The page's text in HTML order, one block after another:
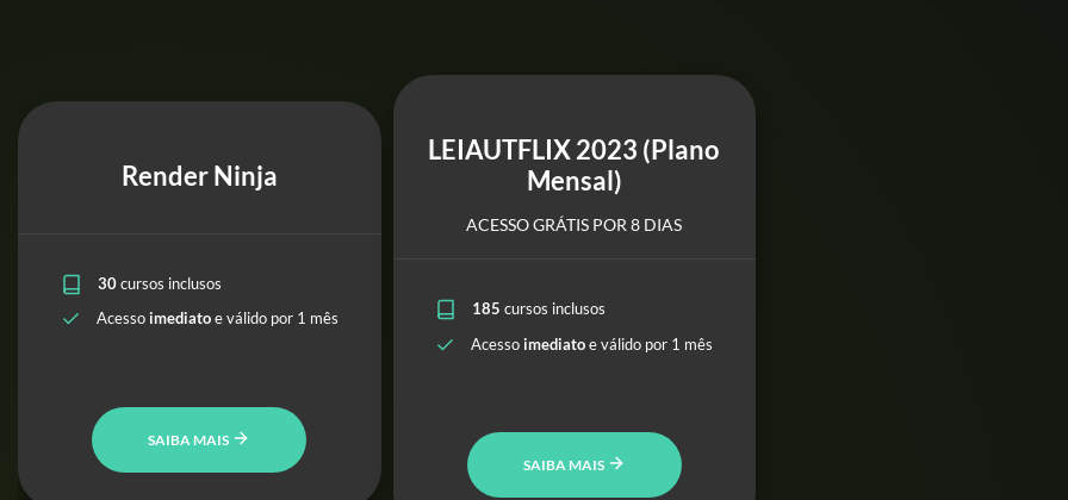
Render Ninja
30cursos inclusos
Acessoimediatoe válido por 1 mês
SAIBA MAIS
LEIAUTFLIX 2023 (Plano
Mensal)
ACESSO GRÁTIS POR 8 DIAS
185 cursos inclusos
Acessoimediatoe válido por 1 mês
SAIBA MAIS